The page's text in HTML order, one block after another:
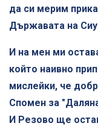
да си мерим
Държавата на
И на мен ми
който наивно
мислейки, че
Спомен за
И Резово ще